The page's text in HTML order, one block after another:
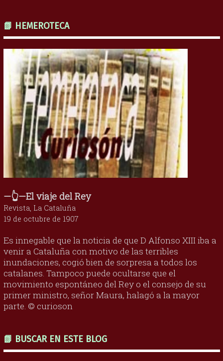
📗 HEMEROTECA
—👆—El viaje del Rey
Revista, La Cataluña
19 de octubre de 1907
Es innegable que la noticia de que D Alfonso XIII iba a
venir a Cataluña con motivo de las terribles
inundaciones, cogió bien de sorpresa a todos los
catalanes. Tampoco puede ocultarse que el
movimiento espontáneo del Rey o el consejo de su
primer ministro, señor Maura, halagó a la mayor
parte. © curioson
📗 BUSCAR EN ESTE BLOG